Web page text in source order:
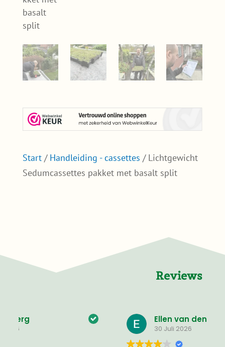
Start/ Handleiding - cassettes / Lichtgewicht
Sedumcassettes pakket met basalt split
Reviews
Ellen van den Hout